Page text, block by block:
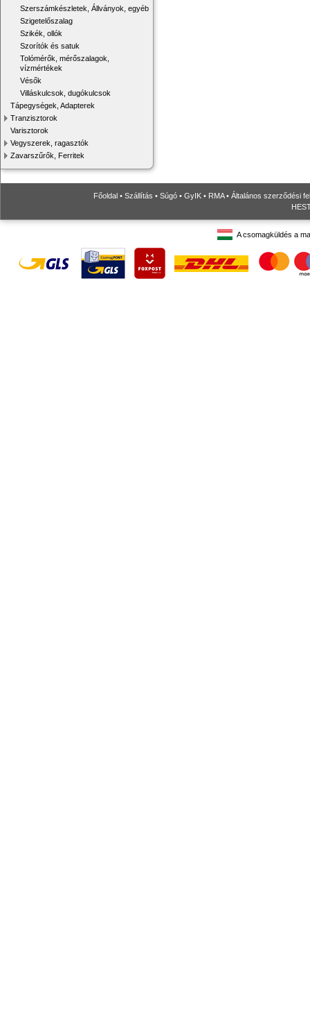
Szerszámkészletek, Állványok, egyéb
Szigetelőszalag
Szikék, ollók
Szorítók és satuk
Tolómérők, mérőszalagok,
vízmértékek
Vésők
Villáskulcsok, dugókulcsok
Tápegységek, Adapterek
Tranzisztorok
Varisztorok
Vegyszerek, ragasztók
Zavarszűrők, Ferritek
Főoldal • Szállítás • Súgó • GyIK • RMA• Általános szerződési
A csomagküldés a